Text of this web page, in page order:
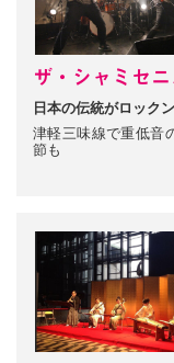
ザ・シャミセニ
日本の伝統がロック
津軽三味線で重低音
節も